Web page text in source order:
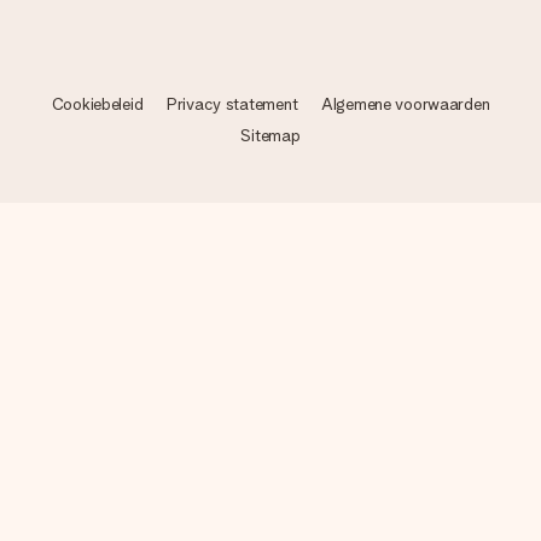
Cookiebeleid Privacy statement
Algemene voorwaarden
Sitemap